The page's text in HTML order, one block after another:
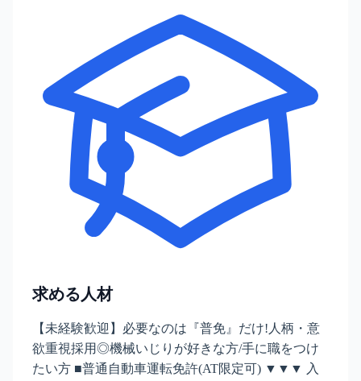
求める人材
【未経験歓迎】必要なのは『普免』だけ!人柄・意
欲重視採用◎機械いじりが好きな方/手に職をつけ
たい方 ■普通自動車運転免許(AT限定可) ▼▼▼ 入